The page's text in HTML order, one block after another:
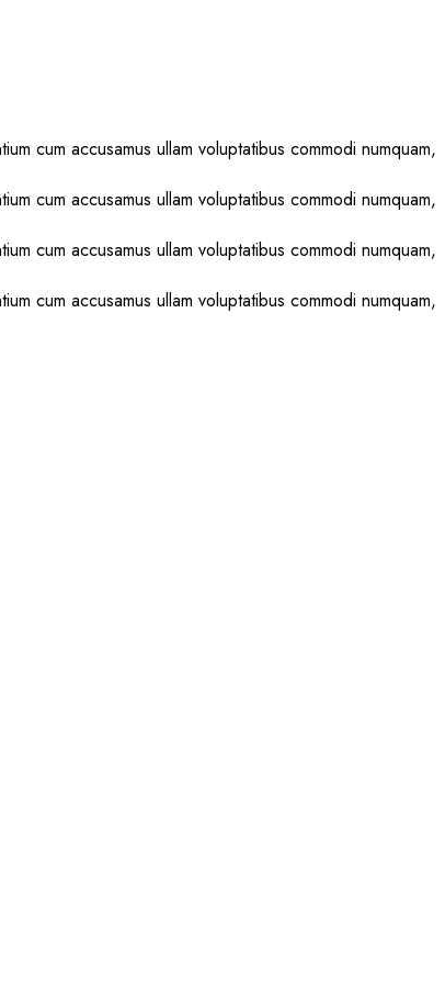
cum accusamus ullam voluptatibus commodi numquam,
cum accusamus ullam voluptatibus commodi numquam,
cum accusamus ullam voluptatibus commodi numquam,
cum accusamus ullam voluptatibus commodi numquam,